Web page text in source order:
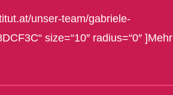
unser-team/gabriele-
size=“10″ radius=“0″ ]Mehr